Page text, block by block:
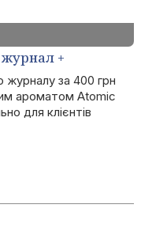
+
журналу за 400 грн
ароматом Atomic
для клієнтів